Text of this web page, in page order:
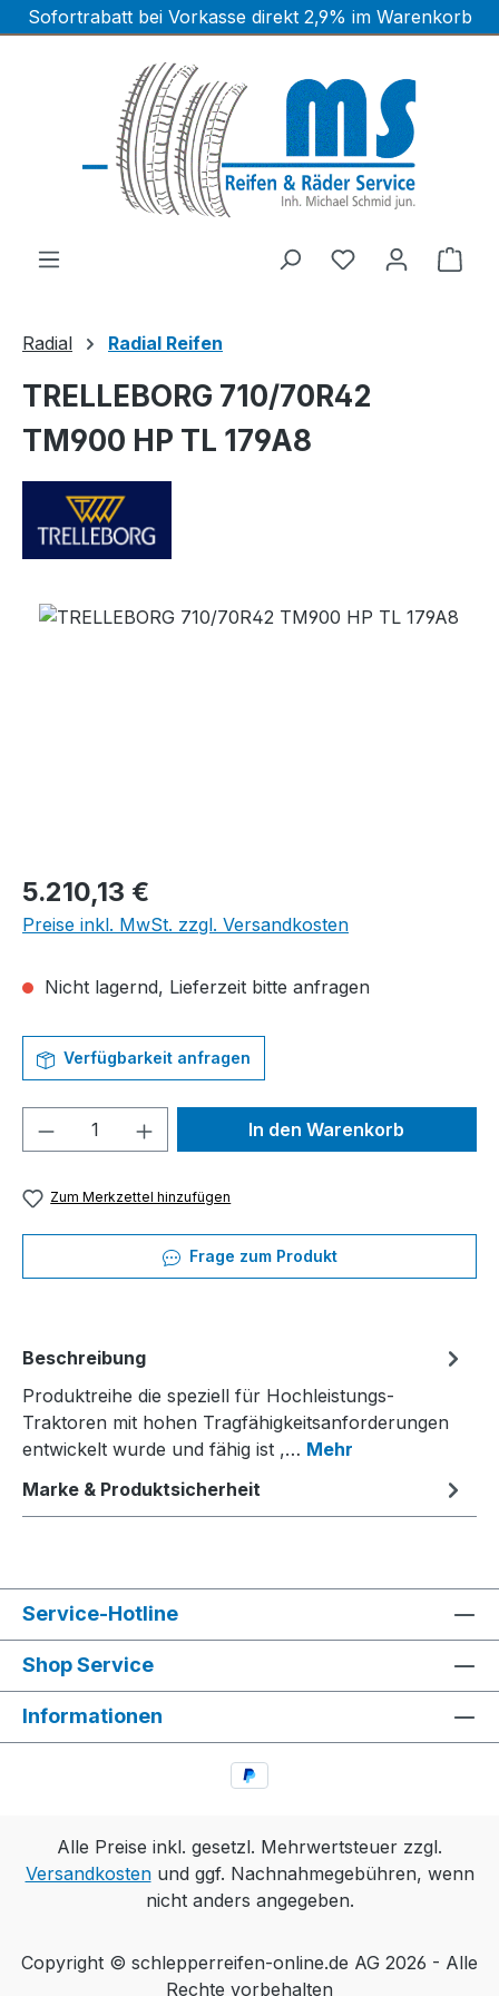
Zum Hauptinhalt springen
Sofortrabatt bei Vorkasse direkt 2,9% im Warenkorb
Radial Radial Reifen
TRELLEBORG 710/70R42
TM900 HP TL 179A8
Bildergalerie überspringen
Regulärer Preis:
5.210,13 €
Preise inkl. MwSt. zzgl. Versandkosten
Nicht lagernd, Lieferzeit bitte anfragen
Verfügbarkeit anfragen
Produkt Anzahl: Gib denIn den Warenkorb
Zum Merkzettel hinzufügen
Frage zum Produkt
Beschreibung
Produktreihe die speziell für Hochleistungs-
Traktoren mit hohen Tragfähigkeitsanforderungen
entwickelt wurde und fähig ist ,… Mehr
Marke & Produktsicherheit
Service-Hotline
Shop Service
Informationen
Alle Preise inkl. gesetzl. Mehrwertsteuer zzgl.
Versandkostenund ggf. Nachnahmegebühren, wenn
nicht anders angegeben.
Copyright © schlepperreifen-online.de AG 2026 - Alle
Rechte vorbehalten